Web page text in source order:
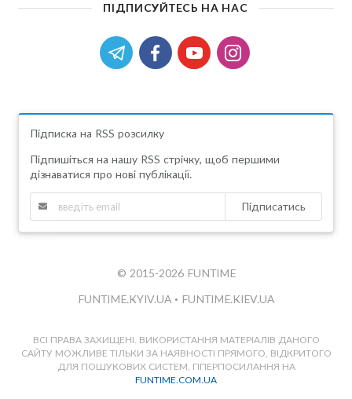
ПІДПИСУЙТЕСЬ НА НАС
Підписка на RSS розсилку
Підпишіться на нашу RSS стрічку, щоб першими
дізнаватися про нові публікації.
Підписатись
© 2015-2026 FUNTIME
FUNTIME.KYIV.UA • FUNTIME.KIEV.UA
ВСІ ПРАВА ЗАХИЩЕНІ. ВИКОРИСТАННЯ МАТЕРІАЛІВ ДАНОГО
САЙТУ МОЖЛИВЕ ТІЛЬКИ ЗА НАЯВНОСТІ ПРЯМОГО, ВІДКРИТОГО
ДЛЯ ПОШУКОВИХ СИСТЕМ, ГІПЕРПОСИЛАННЯ НА
FUNTIME.COM.UA